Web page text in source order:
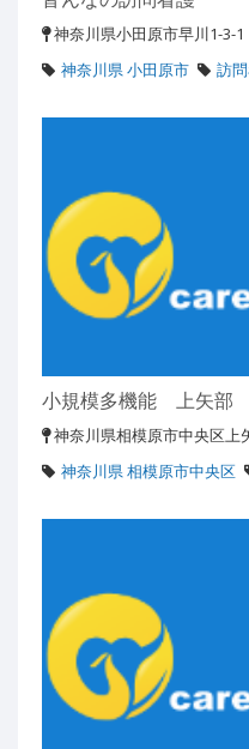
神奈川県小田原市早川1-3-1
神奈川県 小田原市
訪
小規模多機能 上矢部
神奈川県相模原市中央区上
神奈川県 相模原市中央区